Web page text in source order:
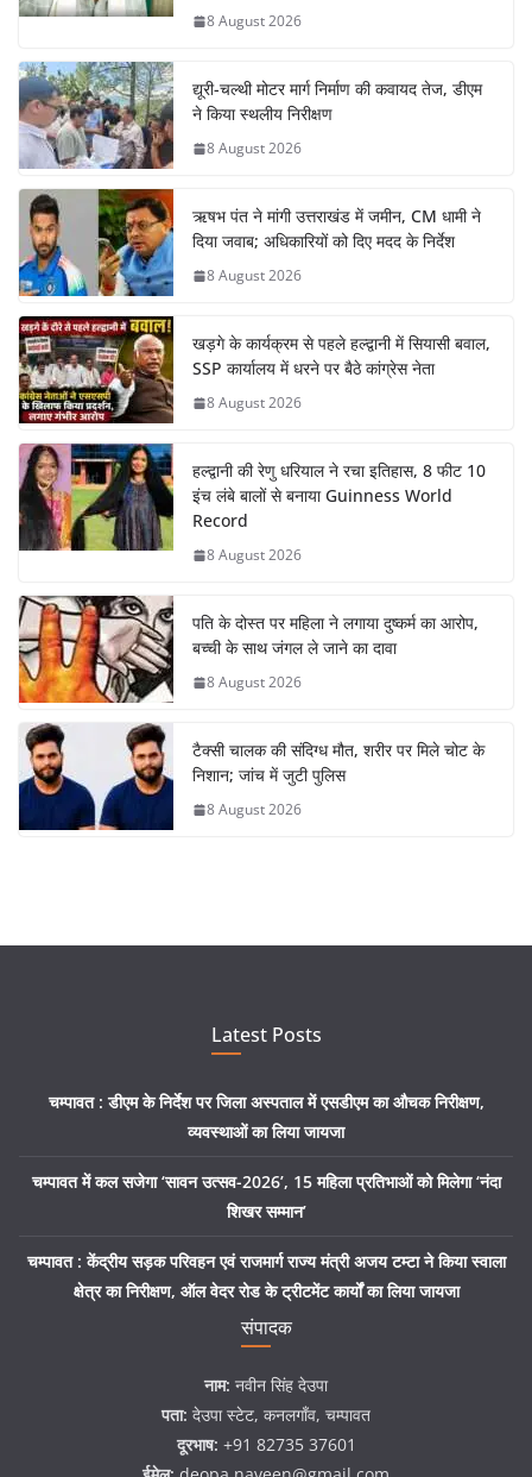
8 August 2026
द्यूरी-चल्थी मोटर मार्ग निर्माण की कवायद तेज, डीएम
ने किया स्थलीय निरीक्षण
8 August 2026
ऋषभ पंत ने मांगी उत्तराखंड में जमीन, CM धामी ने
दिया जवाब; अधिकारियों को दिए मदद के निर्देश
8 August 2026
खड़गे के कार्यक्रम से पहले हल्द्वानी में सियासी बवाल,
SSP कार्यालय में धरने पर बैठे कांग्रेस नेता
8 August 2026
हल्द्वानी की रेणु धरियाल ने रचा इतिहास, 8 फीट 10
इंच लंबे बालों से बनाया Guinness World
Record
8 August 2026
पति के दोस्त पर महिला ने लगाया दुष्कर्म का आरोप,
बच्ची के साथ जंगल ले जाने का दावा
8 August 2026
टैक्सी चालक की संदिग्ध मौत, शरीर पर मिले चोट के
निशान; जांच में जुटी पुलिस
8 August 2026
Latest Posts
चम्पावत : डीएम के निर्देश पर जिला अस्पताल में एसडीएम का औचक निरीक्षण,
व्यवस्थाओं का लिया जायजा
चम्पावत में कल सजेगा ‘सावन उत्सव-2026’, 15 महिला प्रतिभाओं को मिलेगा ‘नंदा
शिखर सम्मान’
चम्पावत : केंद्रीय सड़क परिवहन एवं राजमार्ग राज्य मंत्री अजय टम्टा ने किया स्वाला
क्षेत्र का निरीक्षण, ऑल वेदर रोड के ट्रीटमेंट कार्यों का लिया जायजा
संपादक
नाम: नवीन सिंह देउपा
पता: देउपा स्टेट, कनलगाँव, चम्पावत
दूरभाष: +91 82735 37601